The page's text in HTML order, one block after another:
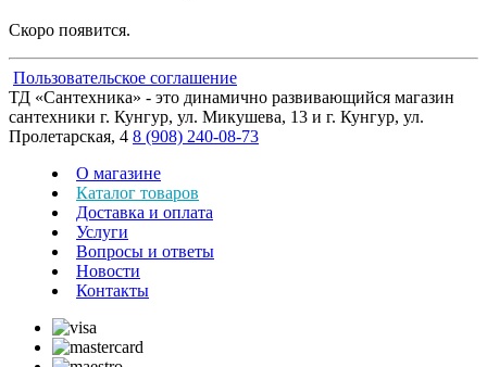
Скоро появится.
Пользовательское соглашение
ТД «Сантехника» - это динамично развивающийся магазин
сантехники г. Кунгур, ул. Микушева, 13 и г. Кунгур, ул.
Пролетарская, 4 8 (908) 240-08-73
О магазине
Каталог товаров
Доставка и оплата
Услуги
Вопросы и ответы
Новости
Контакты